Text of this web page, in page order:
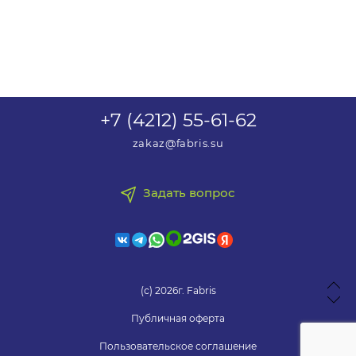
+7 (4212) 55-61-62
zakaz@fabris.su
Задать вопрос
(с) 2026г. Fabris
Публичная оферта
Пользовательское соглашение